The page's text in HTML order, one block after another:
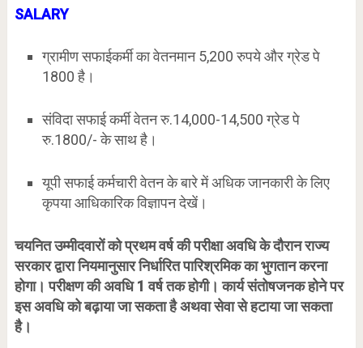
SALARY
ग्रामीण सफाईकर्मी का वेतनमान 5,200 रुपये और ग्रेड पे
1800 है।
संविदा सफाई कर्मी वेतन रु.14,000-14,500 ग्रेड पे
रु.1800/- के साथ है।
यूपी सफाई कर्मचारी वेतन के बारे में अधिक जानकारी के लिए
कृपया आधिकारिक विज्ञापन देखें।
चयनित उम्मीदवारों को प्रथम वर्ष की परीक्षा अवधि के दौरान राज्य
सरकार द्वारा नियमानुसार निर्धारित पारिश्रमिक का भुगतान करना
होगा। परीक्षण की अवधि 1 वर्ष तक होगी। कार्य संतोषजनक होने पर
इस अवधि को बढ़ाया जा सकता है अथवा सेवा से हटाया जा सकता
है।